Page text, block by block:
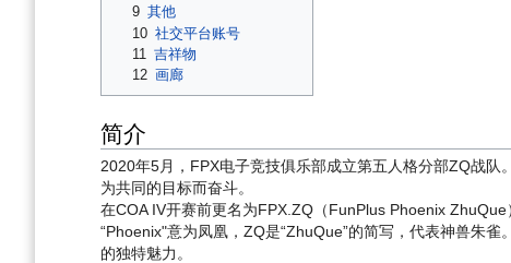
9 其他
10 社交平台账号
11
吉祥物
12 画廊
简介
2020年5月，FPX电子竞技俱乐部成立第五人格分部ZQ战队
为共同的目标而奋斗。
在COA IV开赛前更名为FPX.ZQ（FunPlus Phoenix ZhuQue
“Phoenix"意为凤凰，ZQ是“ZhuQue”的简写，代表神兽朱
的独特魅力。